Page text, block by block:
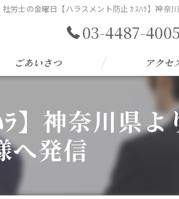
社労士の金曜日【ハラスメント防止 ｶｽﾊﾗ】神奈
03-4487-4005
ごあいさつ アクセ
】神奈川県よ
へ発信